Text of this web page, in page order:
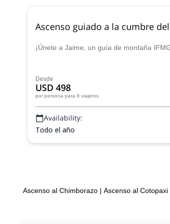
Ascenso guiado a la cumbre
¡Únete a Jaime, un guía de montaña
Desde
USD 498
por persona para 6 viajeros
Availability:
Todo el año
Ascenso al Chimborazo | Ascenso al Cotopaxi